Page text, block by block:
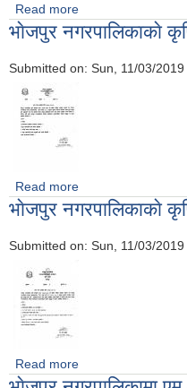
Read more
भाेजपुर नगरपालिकाकाे
Submitted on: Sun, 11/03/
Read more
भाेजपुर नगरपालिकाकाे
Submitted on: Sun, 11/03/
Read more